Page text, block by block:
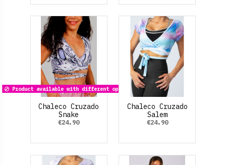
Product available with different options
Chaleco Cruzado
Snake
€24.90
Chaleco Cruzado
Salem
€24.90